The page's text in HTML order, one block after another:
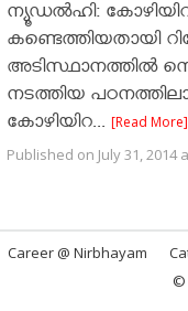
ന്യൂഡല്‍ഹി:
കണ്ടെത്തിയതായി
അടിസ്ഥാനത്തില്‍
നടത്തിയ
കോഴിയിറ... [Read More]
Published on July 31, 2014
Career @ Nirbhayam
©